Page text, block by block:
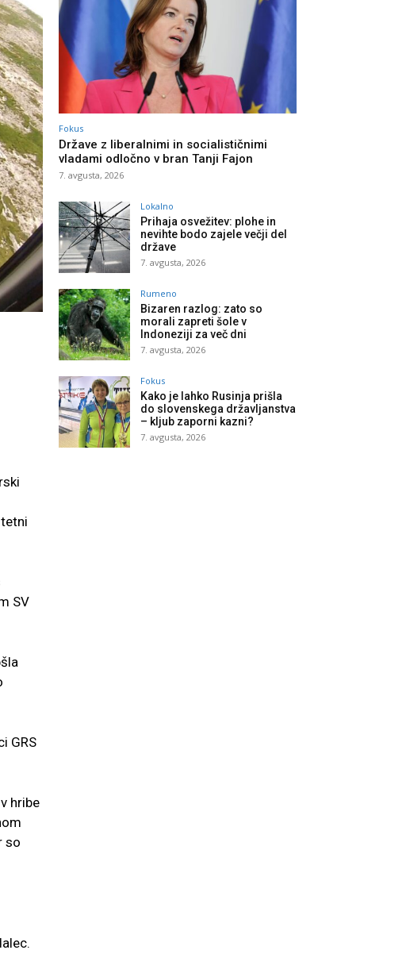
SV
GRS
hribe
so
Fokus
Države z liberalnimi in socialističnimi
vladami odločno v bran Tanji Fajon
7. avgusta, 2026
Lokalno
Prihaja osvežitev: plohe in
nevihte bodo zajele večji del
države
7. avgusta, 2026
Rumeno
Bizaren razlog: zato so
morali zapreti šole v
Indoneziji za več dni
7. avgusta, 2026
Fokus
Kako je lahko Rusinja prišla
do slovenskega državljanstva
– kljub zaporni kazni?
7. avgusta, 2026